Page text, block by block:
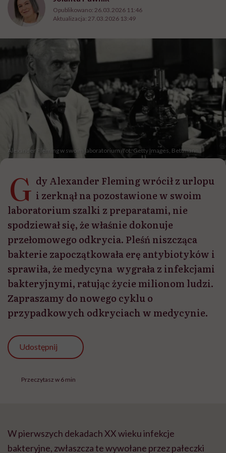
Opublikowano: 26.03.2026 11:46
Aktualizacja: 27.03.2026 13:49
Alexander Fleming w swoim laboratorium /fot. Getty Images, Bettmann
G dy Alexander Fleming wrócił z urlopu
i zerknął na pozostawione w swoim
laboratorium szalki z preparatami, nie
spodziewał się, że właśnie dokonuje
przełomowego odkrycia. Pleśń niszcząca
bakterie zapoczątkowała erę antybiotyków i
sprawiła, że medycyna wygrała z infekcjami
bakteryjnymi, ratując życie milionom ludzi.
Zapraszamy do nowego cyklu o
przypadkowych odkryciach w medycynie.
Udostępnij
Przeczytasz w 6 min
W pierwszych dekadach XX wieku infekcje
bakteryjne, zwłaszcza te wywołane przez pałeczki